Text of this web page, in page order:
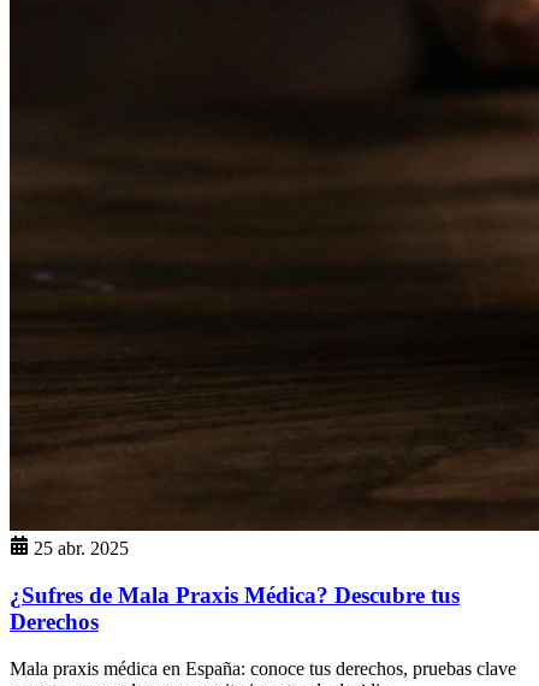
25 abr. 2025
¿Sufres de Mala Praxis Médica? Descubre tus
Derechos
Mala praxis médica en España: conoce tus derechos, pruebas clave